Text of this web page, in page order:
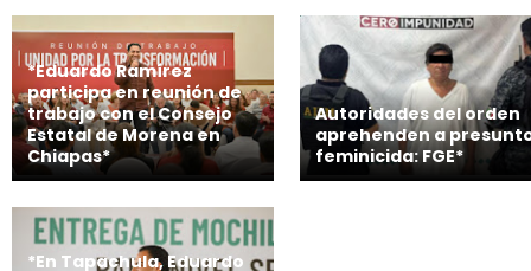
*Eduardo Ramírez
participa en reunión de
trabajo con el Consejo
Estatal de Morena en
Chiapas*
Autoridades del orden
aprehenden a
feminicida: FGE*
*En Tapachula, Eduardo